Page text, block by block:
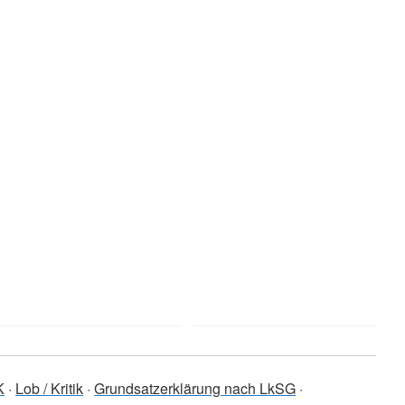
Lob / Kritik Grundsatzerklärung nach LkSG